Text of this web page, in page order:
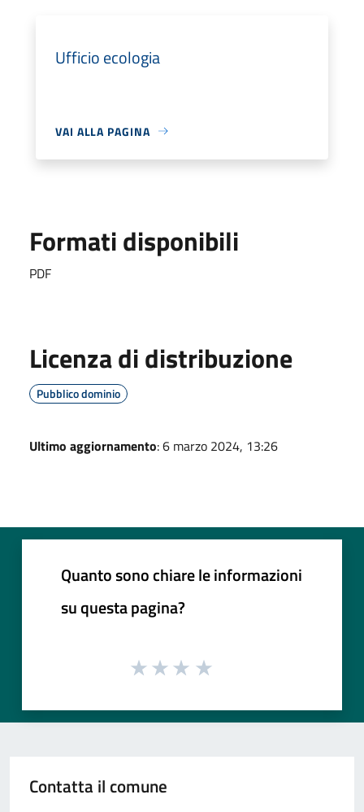
Ufficio ecologia
VAI ALLA PAGINA
Formati disponibili
PDF
Licenza di distribuzione
Pubblico dominio
Ultimo aggiornamento: 6 marzo 2024, 13:26
Quanto sono chiare le informazioni
su questa pagina?
Contatta il comune